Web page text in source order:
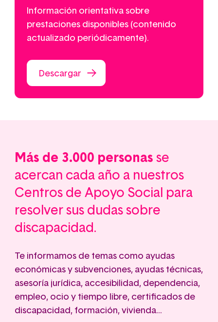
Información orientativa sobre
prestaciones disponibles (contenido
actualizado periódicamente).
Descargar
Más de 3.000 personas se
acercan cada año a nuestros
Centros de Apoyo Social para
resolver sus dudas sobre
discapacidad.
Te informamos de temas como ayudas
económicas y subvenciones, ayudas técnicas,
asesoría jurídica, accesibilidad, dependencia,
empleo, ocio y tiempo libre, certificados de
discapacidad, formación, vivienda...